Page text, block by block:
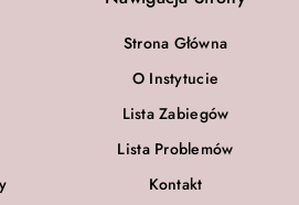
Strona Główna
O Instytucie
Lista Zabiegów
Lista Problemów
Kontakt